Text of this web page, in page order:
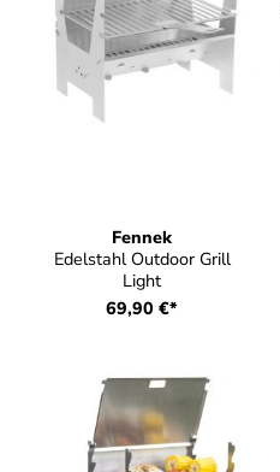
Fennek
Edelstahl Outdoor Grill
Light
69,90 €*